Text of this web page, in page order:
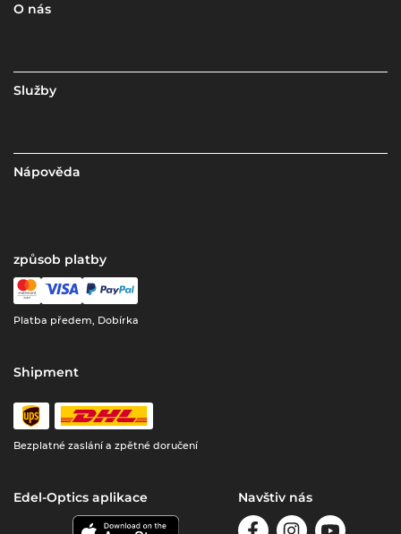
O nás
Služby
Nápověda
způsob platby
Platba předem, Dobírka
Shipment
Bezplatné zaslání a zpětné doručení
Edel-Optics aplikace Navštiv nás